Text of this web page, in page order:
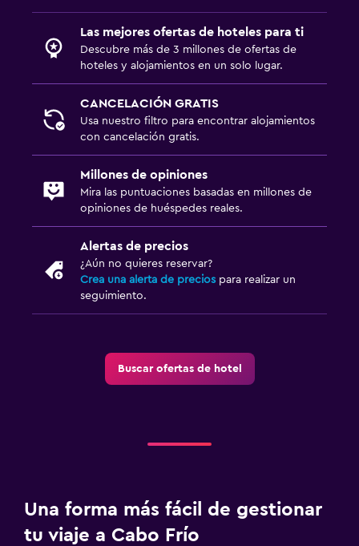
Las mejores ofertas de hoteles para ti
Descubre más de 3 millones de ofertas de
hoteles y alojamientos en un solo lugar.
CANCELACIÓN GRATIS
Usa nuestro filtro para encontrar alojamientos
con cancelación gratis.
Millones de opiniones
Mira las puntuaciones basadas en millones de
opiniones de huéspedes reales.
Alertas de precios
¿Aún no quieres reservar?
Crea una alerta de precios para realizar un
seguimiento.
Buscar ofertas de hotel
Una forma más fácil de gestionar
tu viaje a Cabo Frío